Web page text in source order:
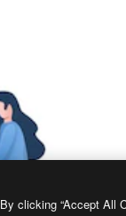
By clicking “Accept All